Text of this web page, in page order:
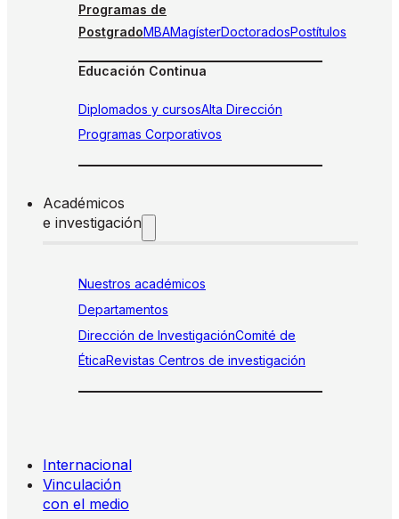
Programas de
PostgradoMBAMagísterDoctoradosPostítulos
Educación Continua
Diplomados y cursosAlta Dirección
Programas Corporativos
Académicos
e investigación
Nuestros académicos
Departamentos
Dirección de InvestigaciónComité de
ÉticaRevistas Centros de investigación
Internacional
Vinculación
con el medio